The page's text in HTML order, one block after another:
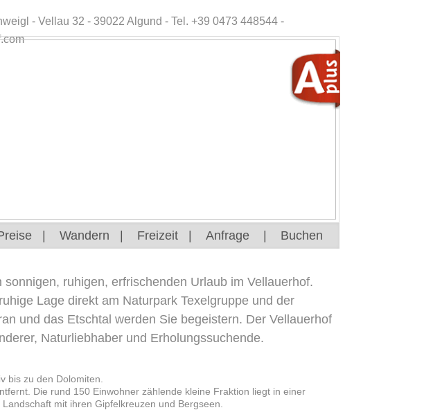
- Vellau 32 - 39022 Algund - Tel. +39 0473 448544 -
Wandern Freizeit Anfrage Buchen
ruhigen, erfrischenden Urlaub im Vellauerhof.
Lage direkt am Naturpark Texelgruppe und der
und das Etschtal werden Sie begeistern. Der Vellauerhof
Naturliebhaber und Erholungssuchende.
bis zu den Dolomiten.
Die rund 150 Einwohner zählende kleine Fraktion liegt in einer
mit ihren Gipfelkreuzen und Bergseen.